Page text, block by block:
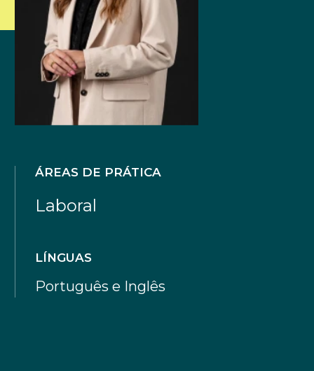
ÁREAS DE PRÁTICA
Laboral
LÍNGUAS
Português e Inglês